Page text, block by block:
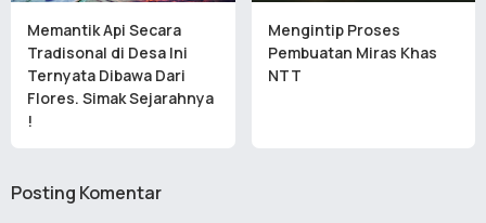
Memantik Api Secara
Tradisonal di Desa Ini
Ternyata Dibawa Dari
Flores. Simak Sejarahnya
!
Mengintip Proses
Pembuatan Miras Khas
NTT
Posting Komentar